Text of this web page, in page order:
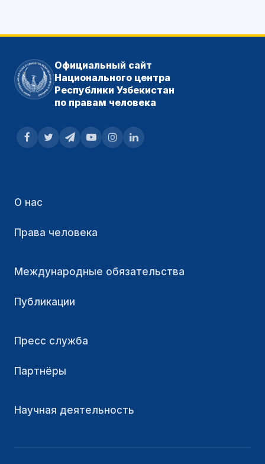
Официальный сайт
Национального центра
Республики Узбекистан
по правам человека
О нас
Права человека
Международные обязательства
Публикации
Пресс служба
Партнёры
Научная деятельность